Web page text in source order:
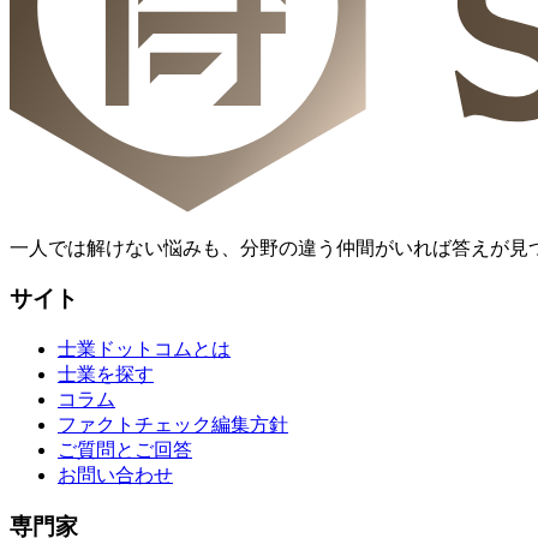
一人では解けない悩みも、分野の違う仲間がいれば答えが見
サイト
士業ドットコムとは
士業を探す
コラム
ファクトチェック編集方針
ご質問とご回答
お問い合わせ
専門家